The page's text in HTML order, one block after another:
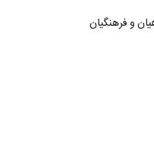
و فرهنگیان